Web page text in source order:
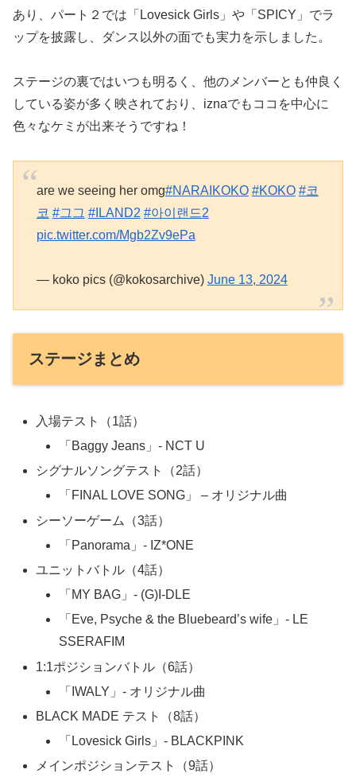
あり、パート２では「Lovesick Girls」や「SPICY」でラ
ップを披露し、ダンス以外の面でも実力を示しました。
ステージの裏ではいつも明るく、他のメンバーとも仲良く
している姿が多く映されており、iznaでもココを中心に
色々なケミが出来そうですね！
are we seeing her omg#NARAIKOKO #KOKO #코
코 #그그 #ILAND2 #아이랜드2
pic.twitter.com/Mgb2Zv9ePa
— koko pics (@kokosarchive) June 13, 2024
ステージまとめ
入場テスト（1話）
「Baggy Jeans」- NCT U
シグナルソングテスト（2話）
「FINAL LOVE SONG」 – オリジナル曲
シーソーゲーム（3話）
「Panorama」- IZ*ONE
ユニットバトル（4話）
「MY BAG」- (G)I-DLE
「Eve, Psyche & the Bluebeard’s wife」- LE
SSERAFIM
1:1ポジションバトル（6話）
「IWALY」- オリジナル曲
BLACK MADE テスト（8話）
「Lovesick Girls」- BLACKPINK
メインポジションテスト（9話）